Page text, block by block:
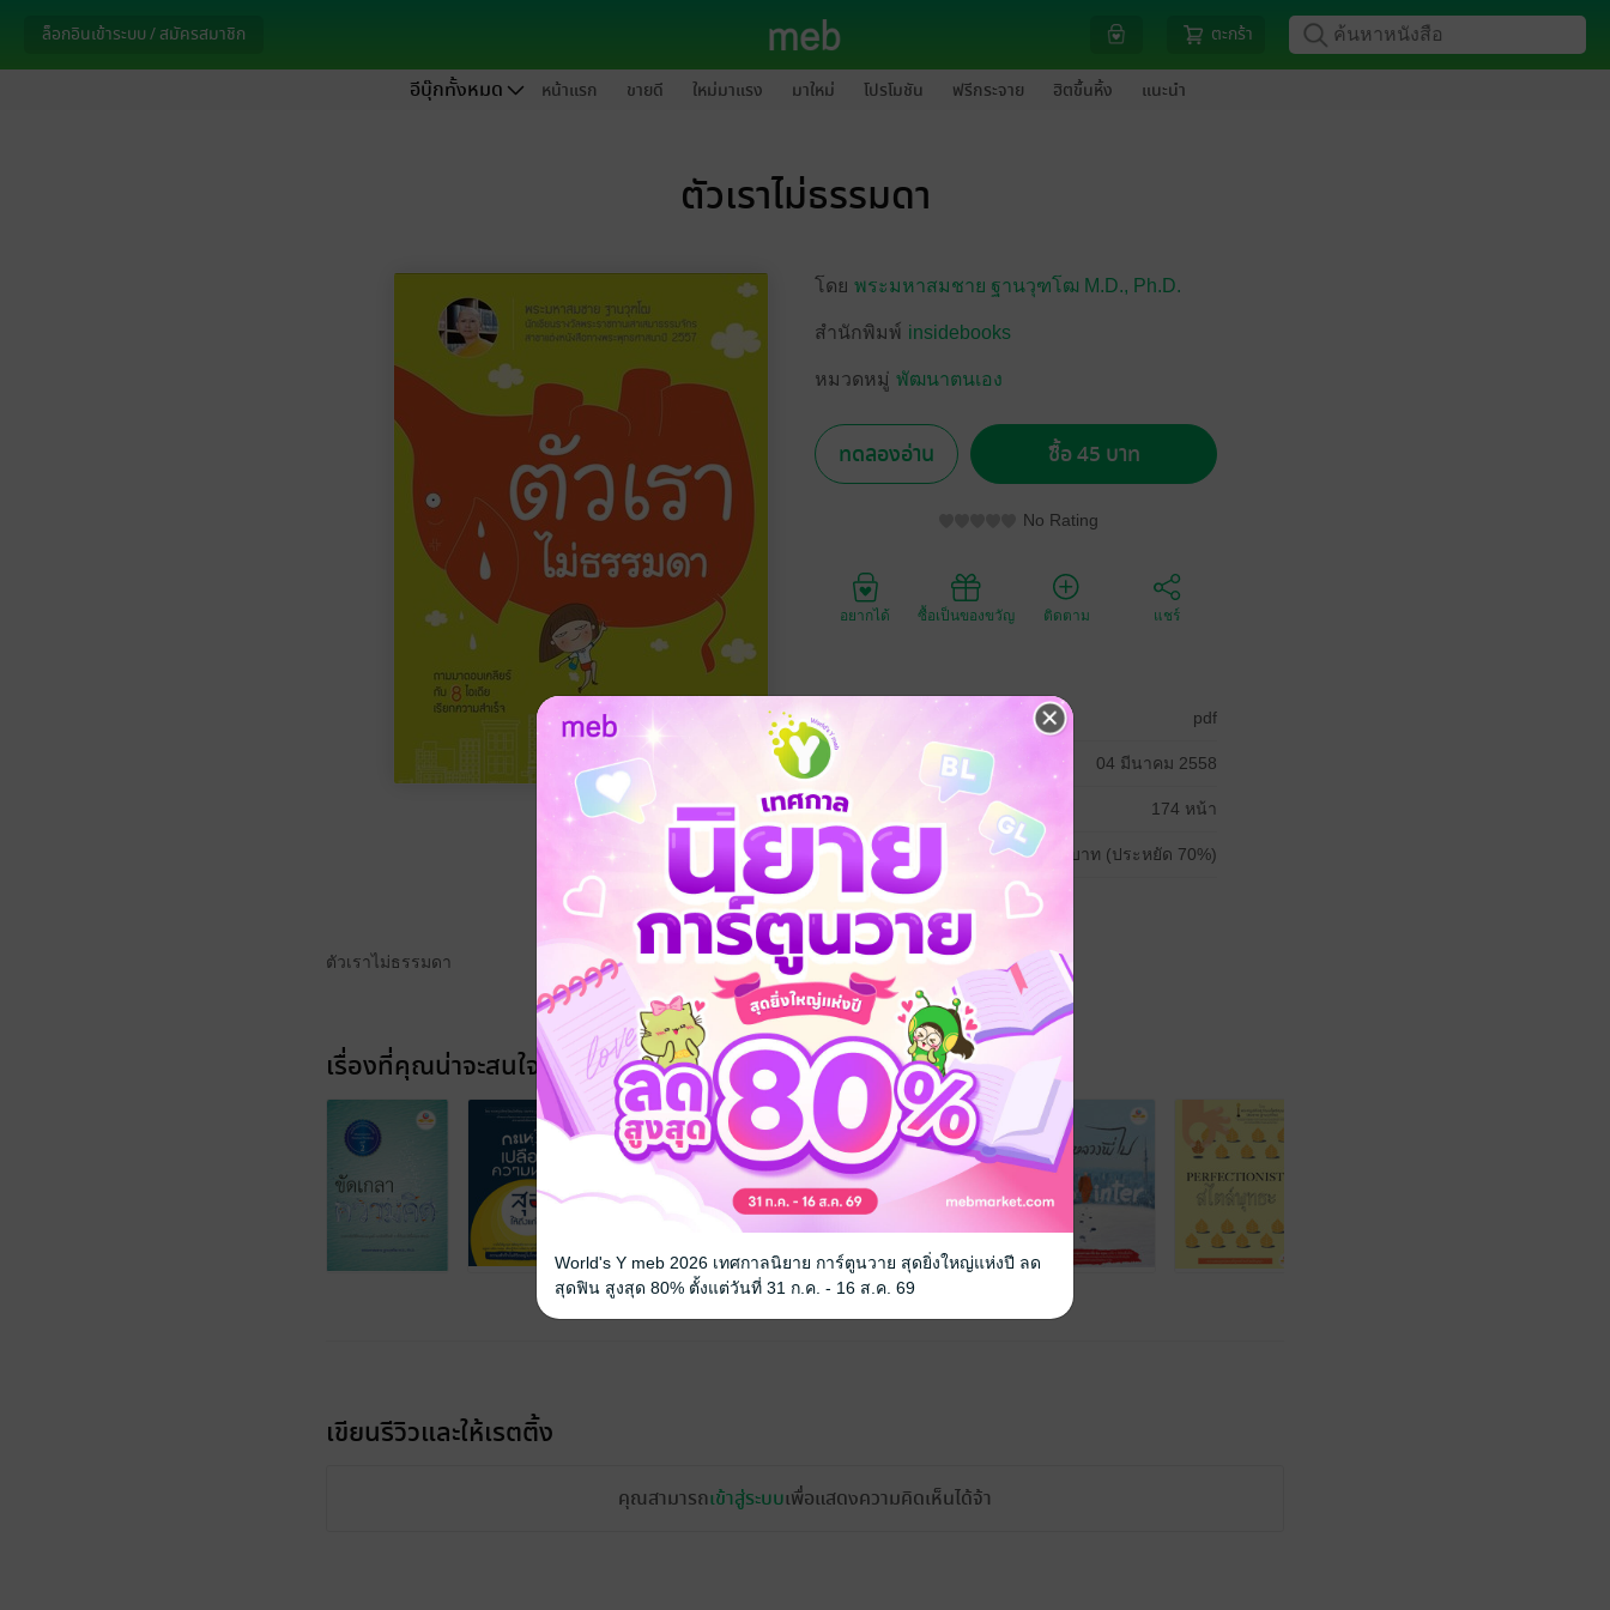
ล็อกอินเข้าระบบ / สมัครสมาชิก ตะกร้า
อีบุ๊กทั้งหมด หน้าแรก ขายดี ใหม่มาแรง มาใหม่ โปรโมชัน ฟรีกระจาย ฮิตขึ้นหิ้ง แนะนำ
ตัวเราไม่ธรรมดา
โดย พระมหาสมชาย ฐานวุฑโฒ M.D., Ph.D.
สำนักพิมพ์ insidebooks
หมวดหมู่ พัฒนาตนเอง
ทดลองอ่าน ซื้อ 45 บาท
No Rating
อยากได้ ซื้อเป็นของขวัญ ติดตาม แชร์
ประเภทไฟล์ pdf
วันที่วางขาย 04 มีนาคม 2558
ความยาว 174 หน้า
ราคาปก 150 บาท (ประหยัด 70%)
ตัวเราไม่ธรรมดา
เรื่องที่คุณน่าจะสนใจ
เขียนรีวิวและให้เรตติ้ง
คุณสามารถเข้าสู่ระบบเพื่อแสดงความคิดเห็นได้จ้า
World's Y meb 2026 เทศกาลนิยาย การ์ตูนวาย สุดยิ่งใหญ่แห่งปี ลด
สุดฟิน สูงสุด 80% ตั้งแต่วันที่ 31 ก.ค. - 16 ส.ค. 69